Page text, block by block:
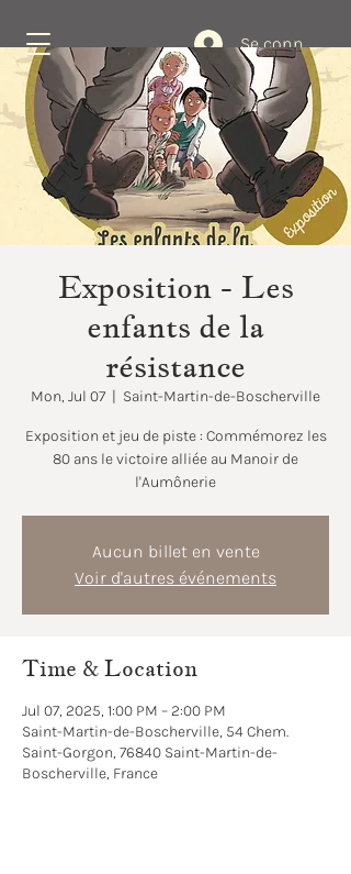
Se connecter
Book Now
Exposition - Les
enfants de la
résistance
Mon, Jul 07
  |
Saint-Martin-de-Boscherville
Exposition et jeu de piste : Commémorez les
80 ans le victoire alliée au Manoir de
l'Aumônerie
Aucun billet en vente
Voir d'autres événements
Time & Location
Jul 07, 2025, 1:00 PM – 2:00 PM
Saint-Martin-de-Boscherville, 54 Chem.
Saint-Gorgon, 76840 Saint-Martin-de-
Boscherville, France